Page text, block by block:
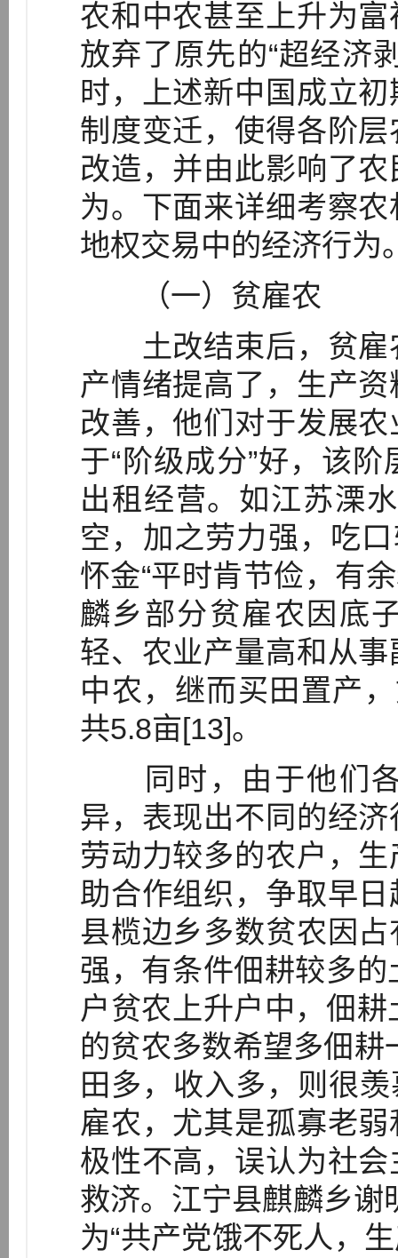
农和中农甚至上升为
放弃了原先的“超经济
时，上述新中国成立
制度变迁，使得各阶
改造，并由此影响了
为。下面来详细考察
地权交易中的经济行为
（一）贫雇农
土改结束后，贫雇
产情绪提高了，生产
改善，他们对于发展
于“阶级成分”好，该
出租经营。如江苏溧
空，加之劳力强，吃
怀金“平时肯节俭，有
麟乡部分贫雇农因底
轻、农业产量高和从
中农，继而买田置产
共5.8亩[13]。
同时，由于他们各
异，表现出不同的经
劳动力较多的农户，
助合作组织，争取早
县榄边乡多数贫农因
强，有条件佃耕较多
户贫农上升户中，佃
的贫农多数希望多佃耕
田多，收入多，则很
雇农，尤其是孤寡老
极性不高，误认为社
救济。江宁县麒麟乡谢
为“共产党饿不死人，